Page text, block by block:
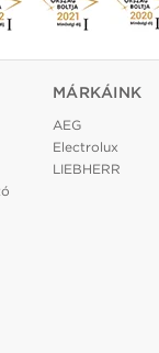
MÁRKÁINK
AEG
Electrolux
LIEBHERR